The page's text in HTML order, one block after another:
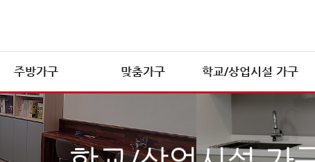
주방가구 맞춤가구 학교/상업시설 가구
상업시설 가구